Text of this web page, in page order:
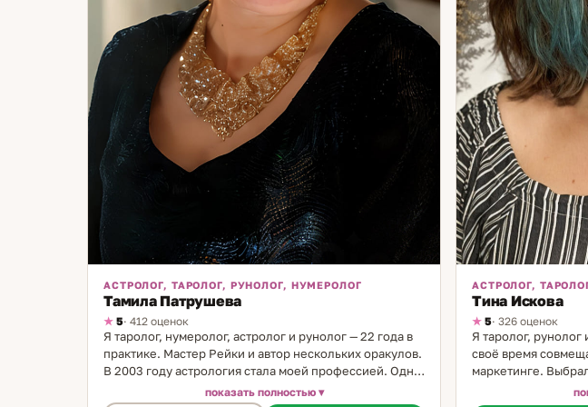
консультацию, где
приведут к
АСТРОЛОГ, ТАРОЛОГ, РУНОЛОГ, НУМЕРОЛОГ
Тамила Патрушева
5· 412 оценок
Я таролог, нумеролог, астролог и рунолог — 22 года в
практике. Мастер Рейки и автор нескольких оракулов.
В 2003 году астрология стала моей профессией. Одна
из моих ключевых специализаций — именология. Я
показать полностью
АСТРОЛОГ,
Тина Искова
5· 326 оценок
Я таролог, рунолог
своё время
маркетинге.
результат видно